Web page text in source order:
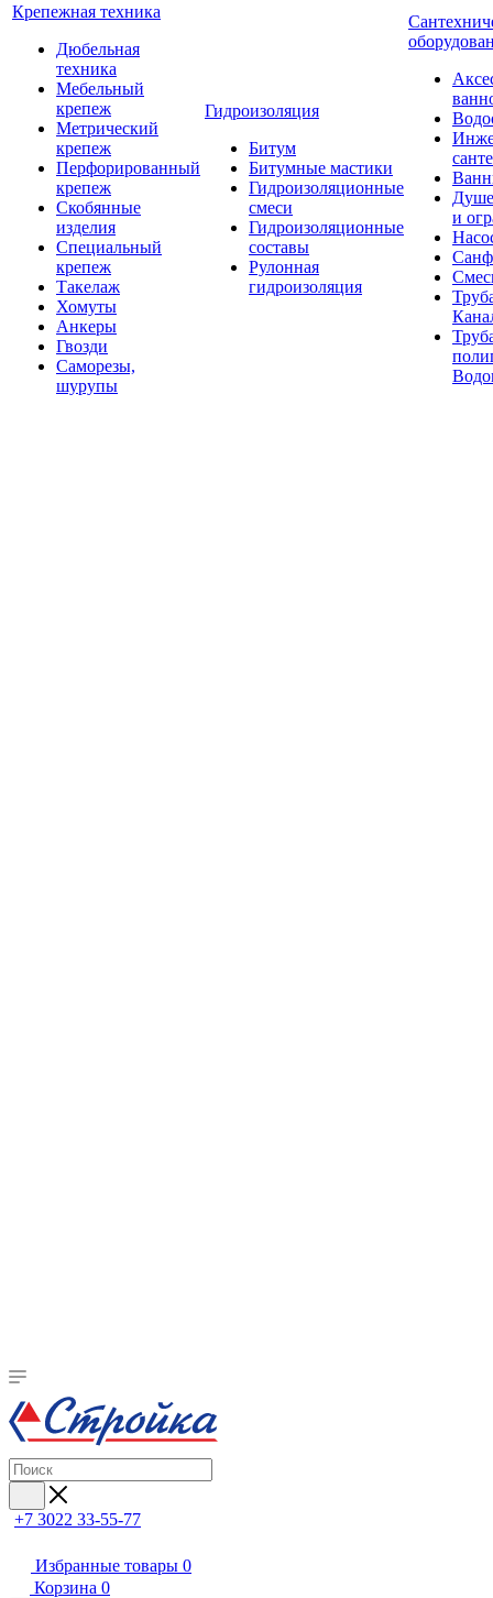
Крепежная техника
Дюбельная
техника
Мебельный
крепеж
Метрический
крепеж
Перфорированный
крепеж
Скобянные
изделия
Специальный
крепеж
Такелаж
Хомуты
Анкеры
Гвозди
Саморезы,
шурупы
Гидроизоляция
Битум
Битумные мастики
Гидроизоляционные
смеси
Гидроизоляционные
составы
Рулонная
гидроизоляция
и
+7 3022 33-55-77
Избранные товары 0
Корзина 0